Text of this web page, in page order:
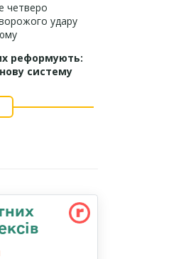
четверо
удару
реформують:
систему